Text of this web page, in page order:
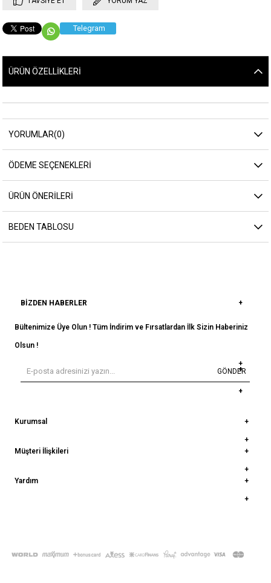
Telegram
ÜRÜN ÖZELLIKLERI
YORUMLAR(0)
ÖDEME SEÇENEKLERI
ÜRÜN ÖNERILERI
BEDEN TABLOSU
BIZDEN HABERLER
Bültenimize Üye Olun ! Tüm İndirim ve Fırsatlardan İlk Sizin Haberiniz
Olsun !
GÖNDER
Kurumsal
Müşteri İlişkileri
Yardım